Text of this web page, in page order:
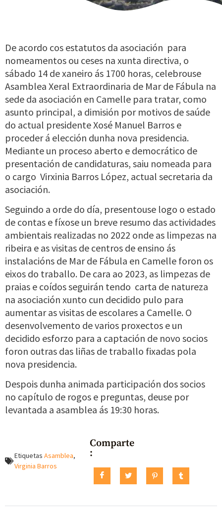
De acordo cos estatutos da asociación para
nomeamentos ou ceses na xunta directiva, o
sábado 14 de xaneiro ás 1700 horas, celebrouse
Asamblea Xeral Extraordinaria de Mar de Fábula na
sede da asociación en Camelle para tratar, como
asunto principal, a dimisión por motivos de saúde
do actual presidente Xosé Manuel Barros e
proceder á elección dunha nova presidencia.
Mediante un proceso aberto e democrático de
presentación de candidaturas, saiu nomeada para
o cargo Virxinia Barros López, actual secretaria da
asociación.
Seguindo a orde do día, presentouse logo o estado
de contas e fíxose un breve resumo das actividades
ambientais realizadas no 2022 onde as limpezas na
ribeira e as visitas de centros de ensino ás
instalacións de Mar de Fábula en Camelle foron os
eixos do traballo. De cara ao 2023, as limpezas de
praias e coídos seguirán tendo carta de natureza
na asociación xunto cun decidido pulo para
aumentar as visitas de escolares a Camelle. O
desenvolvemento de varios proxectos e un
decidido esforzo para a captación de novo socios
foron outras das liñas de traballo fixadas pola
nova presidencia.
Despois dunha animada participación dos socios
no capítulo de rogos e preguntas, deuse por
levantada a asamblea ás 19:30 horas.
Etiquetas Asamblea,
Virginia Barros
Comparte
: